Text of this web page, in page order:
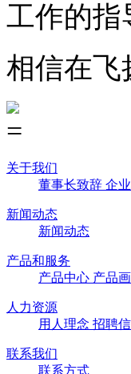
工作的指
相信在飞
关于我们
董事长致辞 企
新闻动态
新闻动态
产品和服务
产品中心 产品
人力资源
用人理念 招聘
联系我们
联系方式